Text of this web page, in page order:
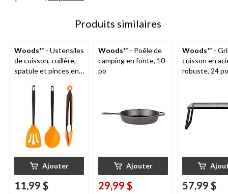
Produits similaires
Woods™ - Ustensiles
de cuisson, cuillère,
spatule et pinces en
Ajouter
11,99 $
Woods™ - Poêle de
camping en fonte, 10
po
Ajouter
29,99 $
Woods™ -
cuisson en
robuste, 24 po
57,99 $